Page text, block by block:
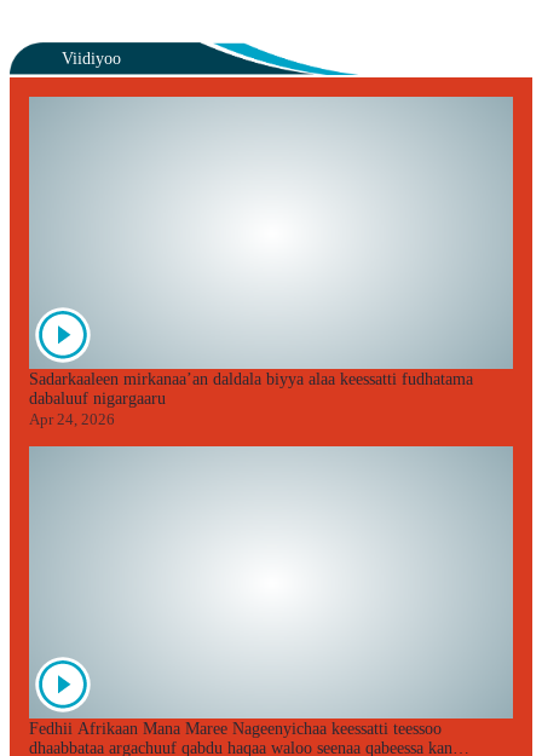
Viidiyoo
Sadarkaaleen mirkanaa’an daldala biyya alaa keessatti fudhatama
dabaluuf nigargaaru
Apr 24, 2026
Fedhii Afrikaan Mana Maree Nageenyichaa keessatti teessoo
dhaabbataa argachuuf qabdu haqaa waloo seenaa qabeessa kan